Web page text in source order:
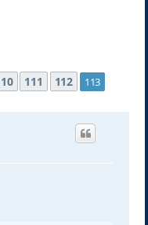
111 112 113